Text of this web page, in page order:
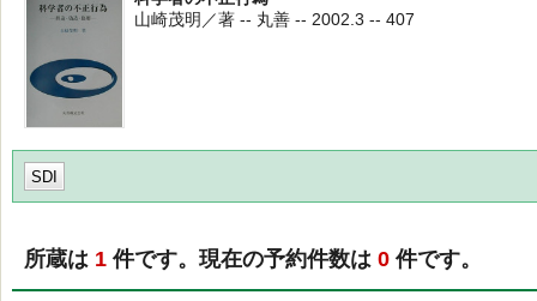
山崎茂明／著 -- 丸善 -- 2002.3 -- 407
SDI
所蔵は 1 件です。現在の予約件数は 0 件です。